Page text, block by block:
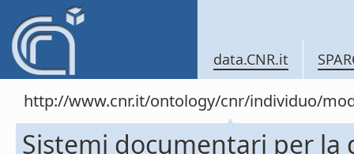
data.CNR.it
http://www.cnr.it/ontology/cnr/individuo/
Sistemi documentari per la